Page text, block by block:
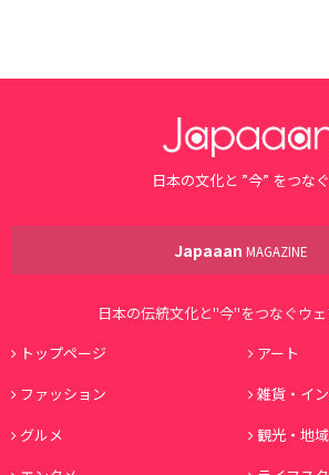
日本の文化と ”今” をつなぐ
Japaaan MAGAZINE
日本の伝統文化と"今"をつなぐウ
トップページ
アート
ファッション
雑貨・イ
グルメ
観光・地域